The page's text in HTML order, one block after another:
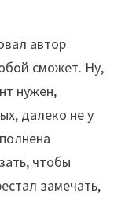
автор
сможет. Ну,
нужен,
далеко не у
чтобы
замечать,